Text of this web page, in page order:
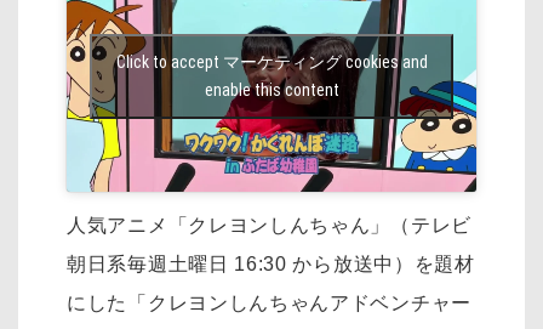
Click to accept マーケティング cookies and
enable this content
人気アニメ「クレヨンしんちゃん」（テレビ
朝日系毎週土曜日 16:30 から放送中）を題材
にした「クレヨンしんちゃんアドベンチャー